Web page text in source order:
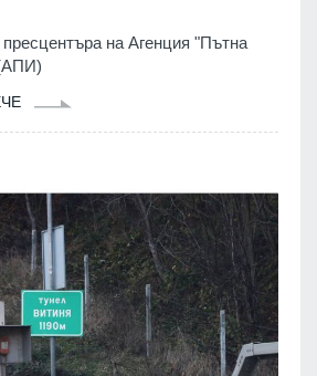
на Агенция "Пътна